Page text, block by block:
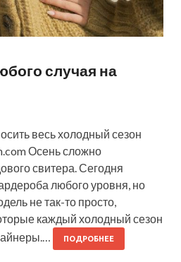
случая на
весь холодный сезон
Осень сложно
свитера. Сегодня
любого уровня, но
не так-то просто,
каждый холодный сезон
ПОДРОБНЕЕ